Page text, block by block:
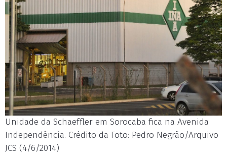
Unidade da Schaeffler em Sorocaba fica na Avenida
Independência. Crédito da Foto: Pedro Negrão/Arquivo
JCS (4/6/2014)